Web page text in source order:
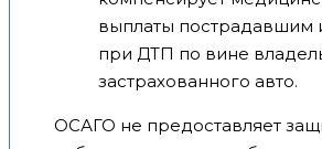
выплаты пострадавшим
при ДТП по вине
застрахованного авто.
ОСАГО не предоставляет